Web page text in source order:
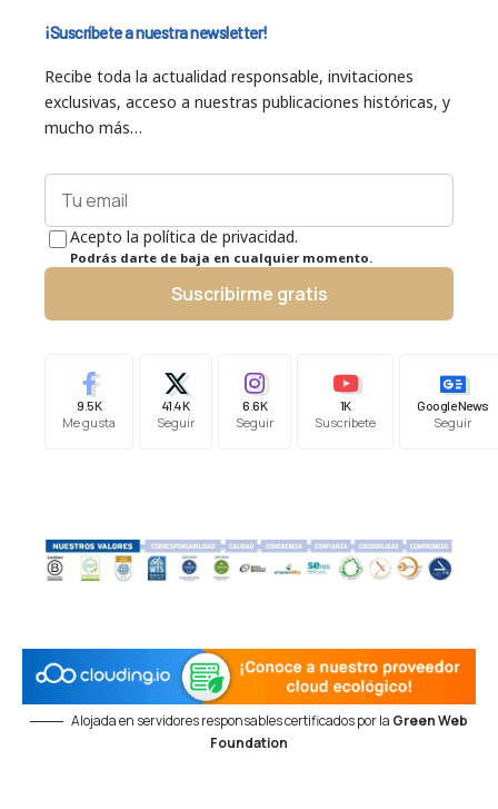
¡Suscríbete a nuestra newsletter!
Recibe toda la actualidad responsable, invitaciones
exclusivas, acceso a nuestras publicaciones históricas, y
mucho más…
Acepto la política de privacidad.
Podrás darte de baja en cualquier momento.
Suscribirme gratis
9.5K
Me gusta
41.4K
Seguir
6.6K
Seguir
1K
Suscríbete
Google News
Seguir
Alojada en servidores responsables certificados por la Green Web
Foundation